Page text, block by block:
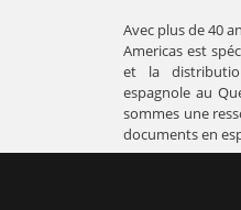
Avec plus de 40
Americas est
et la
espagnole au
sommes une
documents en